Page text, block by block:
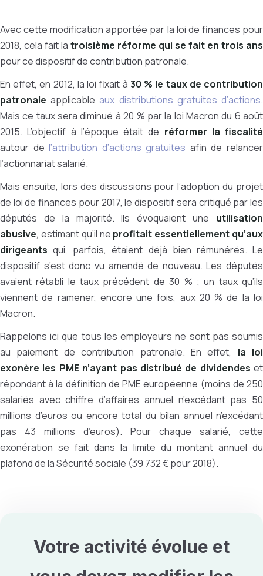
Avec cette modification apportée par la loi de finances pour
2018, cela fait la troisième réforme qui se fait en trois ans
pour ce dispositif de contribution patronale.
En effet, en 2012, la loi fixait à 30 % le taux de contribution
patronale applicableaux distributions gratuites d’actions.
Mais ce taux sera diminué à 20 % par la loi Macron du 6 août
2015. L’objectif à l’époque était de réformer la fiscalité
autour del’attribution d’actions gratuites afin de relancer
l’actionnariat salarié.
Mais ensuite, lors des discussions pour l’adoption du projet
de loi de finances pour 2017, le dispositif sera critiqué par les
députés de la majorité. Ils évoquaient une utilisation
abusive, estimant qu’il ne profitait essentiellement qu’aux
dirigeants qui, parfois, étaient déjà bien rémunérés. Le
dispositif s’est donc vu amendé de nouveau. Les députés
avaient rétabli le taux précédent de 30 % ; un taux qu’ils
viennent de ramener, encore une fois, aux 20 % de la loi
Macron.
Rappelons ici que tous les employeurs ne sont pas soumis
au paiement de contribution patronale. En effet, la loi
exonère les PME n’ayant pas distribué de dividendes et
répondant à la définition de PME européenne (moins de 250
salariés avec chiffre d’affaires annuel n’excédant pas 50
millions d’euros ou encore total du bilan annuel n’excédant
pas 43 millions d’euros). Pour chaque salarié, cette
exonération se fait dans la limite du montant annuel du
plafond de la Sécurité sociale (39 732 € pour 2018).
Votre activité évolue et